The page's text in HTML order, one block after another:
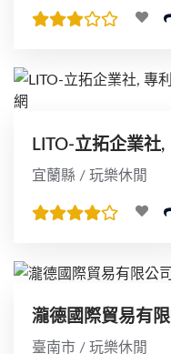
LITO-立拓企業社,
專利撈網
宜蘭縣 / 玩樂休閒
瀧德國際貿易有限
公司
臺南市 / 玩樂休閒